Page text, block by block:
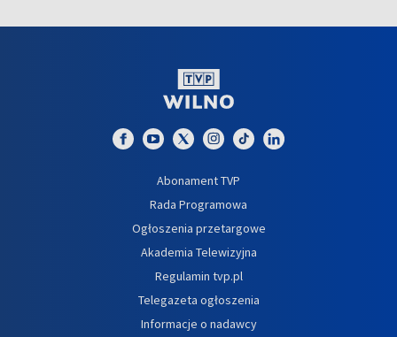
Abonament TVP
Rada Programowa
Ogłoszenia przetargowe
Akademia Telewizyjna
Regulamin tvp.pl
Telegazeta ogłoszenia
Informacje o nadawcy